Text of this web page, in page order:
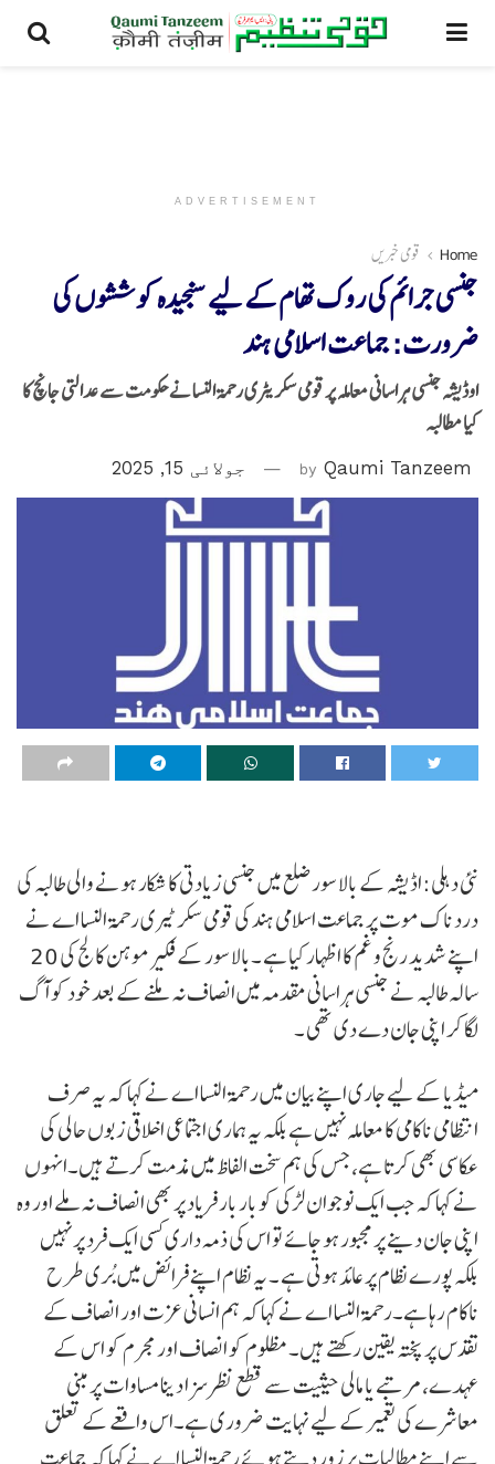
ADVERTISEMENT
Home قومی خبریں
جنسی جرائم کی روک تھام کے لیے سنجیدہ کوششوں کی
ضرورت: جماعت اسلامی ہند
اوڈیشہ جنسی ہراسانی معاملہ پر قومی سکریٹری رحمۃ النسا نے حکومت سے عدالتی جانچ کا
کیا مطالبہ
by Qaumi Tanzeem جولائی 15, 2025
نئی دہلی:اڈیشہ کے بالا سور ضلع میں جنسی زیادتی کا شکار ہونے والی طالبہ کی
درد ناک موت پر جماعت اسلامی ہند کی قومی سکرٹیری رحمۃ النسا اے نے
اپنے شدید رنج و غم کا اظہار کیا ہے ۔بالا سور کے فکیر موہن کالج کی 20
سالہ طالبہ نے جنسی ہراسانی مقدمہ میں انصاف نہ ملنے کے بعد خود کو آگ
لگا کر اپنی جان دے دی تھی ۔
میڈیا کے لیے جاری اپنے بیان میں رحمۃ النسا اے نے کہا کہ یہ صرف
انتظامی ناکامی کا معاملہ نہیں ہے بلکہ یہ ہماری اجتماعی اخلاقی زبوں حالی کی
عکاسی بھی کرتا ہے، جس کی ہم سخت الفاظ میں مذمت کرتے ہیں۔انہوں
نے کہا کہ جب ایک نوجوان لڑکی کو بار بار فریاد پر بھی انصاف نہ ملے اور وہ
اپنی جان دینے پر مجبور ہو جائے تو اس کی ذمہ داری کسی ایک فرد پر نہیں
بلکہ پورے نظام پر عائد ہوتی ہے ۔ یہ نظام اپنے فرائض میں بُری طرح
ناکام رہا ہے۔رحمۃ النسا اے نے کہا کہ ہم انسانی عزت اور انصاف کے
تقدس پر پختہ یقین رکھتے ہیں۔ مظلوم کو انصاف اور مجرم کو اس کے
عہدے، مرتبے یا مالی حیثیت سے قطع نظر سزا دینا مساوات پر مبنی
معاشرے کی تعمیر کے لیے نہایت ضروری ہے۔اس واقعے کے تعلق